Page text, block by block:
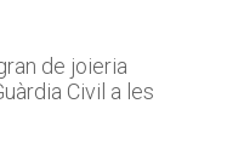
de joieria
Civil a les